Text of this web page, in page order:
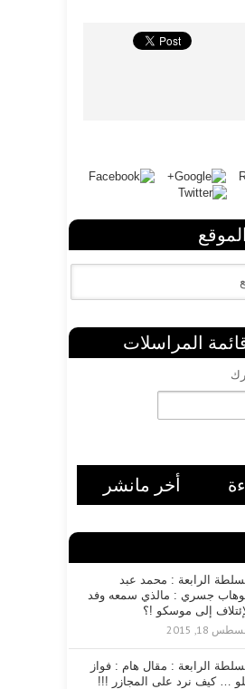
المراسلات
أخر مانشر
الرابعة : محمد عبد
جسري : مالذي سمعه وفد
إلى موسكو !؟
18, 2015
الرابعة : مقال هام : فواز
… كيف نرد على المجازر !!!